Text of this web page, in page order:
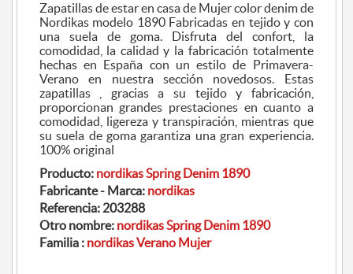
Zapatillas de estar en casa de Mujer color denim de
Nordikas modelo 1890 Fabricadas en tejido y con
una suela de goma. Disfruta del confort, la
comodidad, la calidad y la fabricación totalmente
hechas en España con un estilo de Primavera-
Verano en nuestra sección novedosos. Estas
zapatillas , gracias a su tejido y fabricación,
proporcionan grandes prestaciones en cuanto a
comodidad, ligereza y transpiración, mientras que
su suela de goma garantiza una gran experiencia.
100% original
Producto: nordikas Spring Denim 1890
Fabricante - Marca: nordikas
Referencia: 203288
Otro nombre: nordikas Spring Denim 1890
Familia : nordikas Verano Mujer